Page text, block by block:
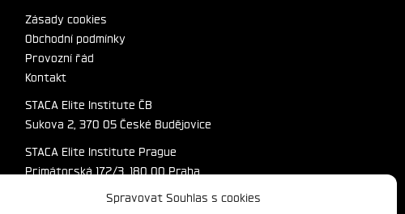
Spravovat Souhlas s cookies
Zásady cookies
Obchodní podmínky
Provozní řád
Kontakt
STACA Elite Institute ČB
Sukova 2, 370 05 České Budějovice
STACA Elite Institute Prague
Primátorská 172/3, 180 00 Praha